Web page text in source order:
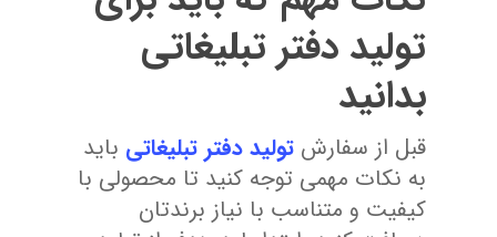
تولید دفتر تبلیغاتی
بدانید
قبل از سفارش تولید دفتر تبلیغاتی باید
به نکات مهمی توجه کنید تا محصولی با
کیفیت و متناسب با نیاز برندتان